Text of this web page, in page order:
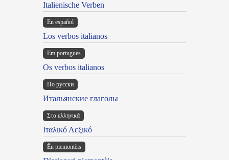
Italienische Verben
En español
Los verbos italianos
Em portugues
Os verbos italianos
По русски
Итальянские глаголы
Στα ελληνικά
Ιταλικό Λεξικό
Ën piemontèis